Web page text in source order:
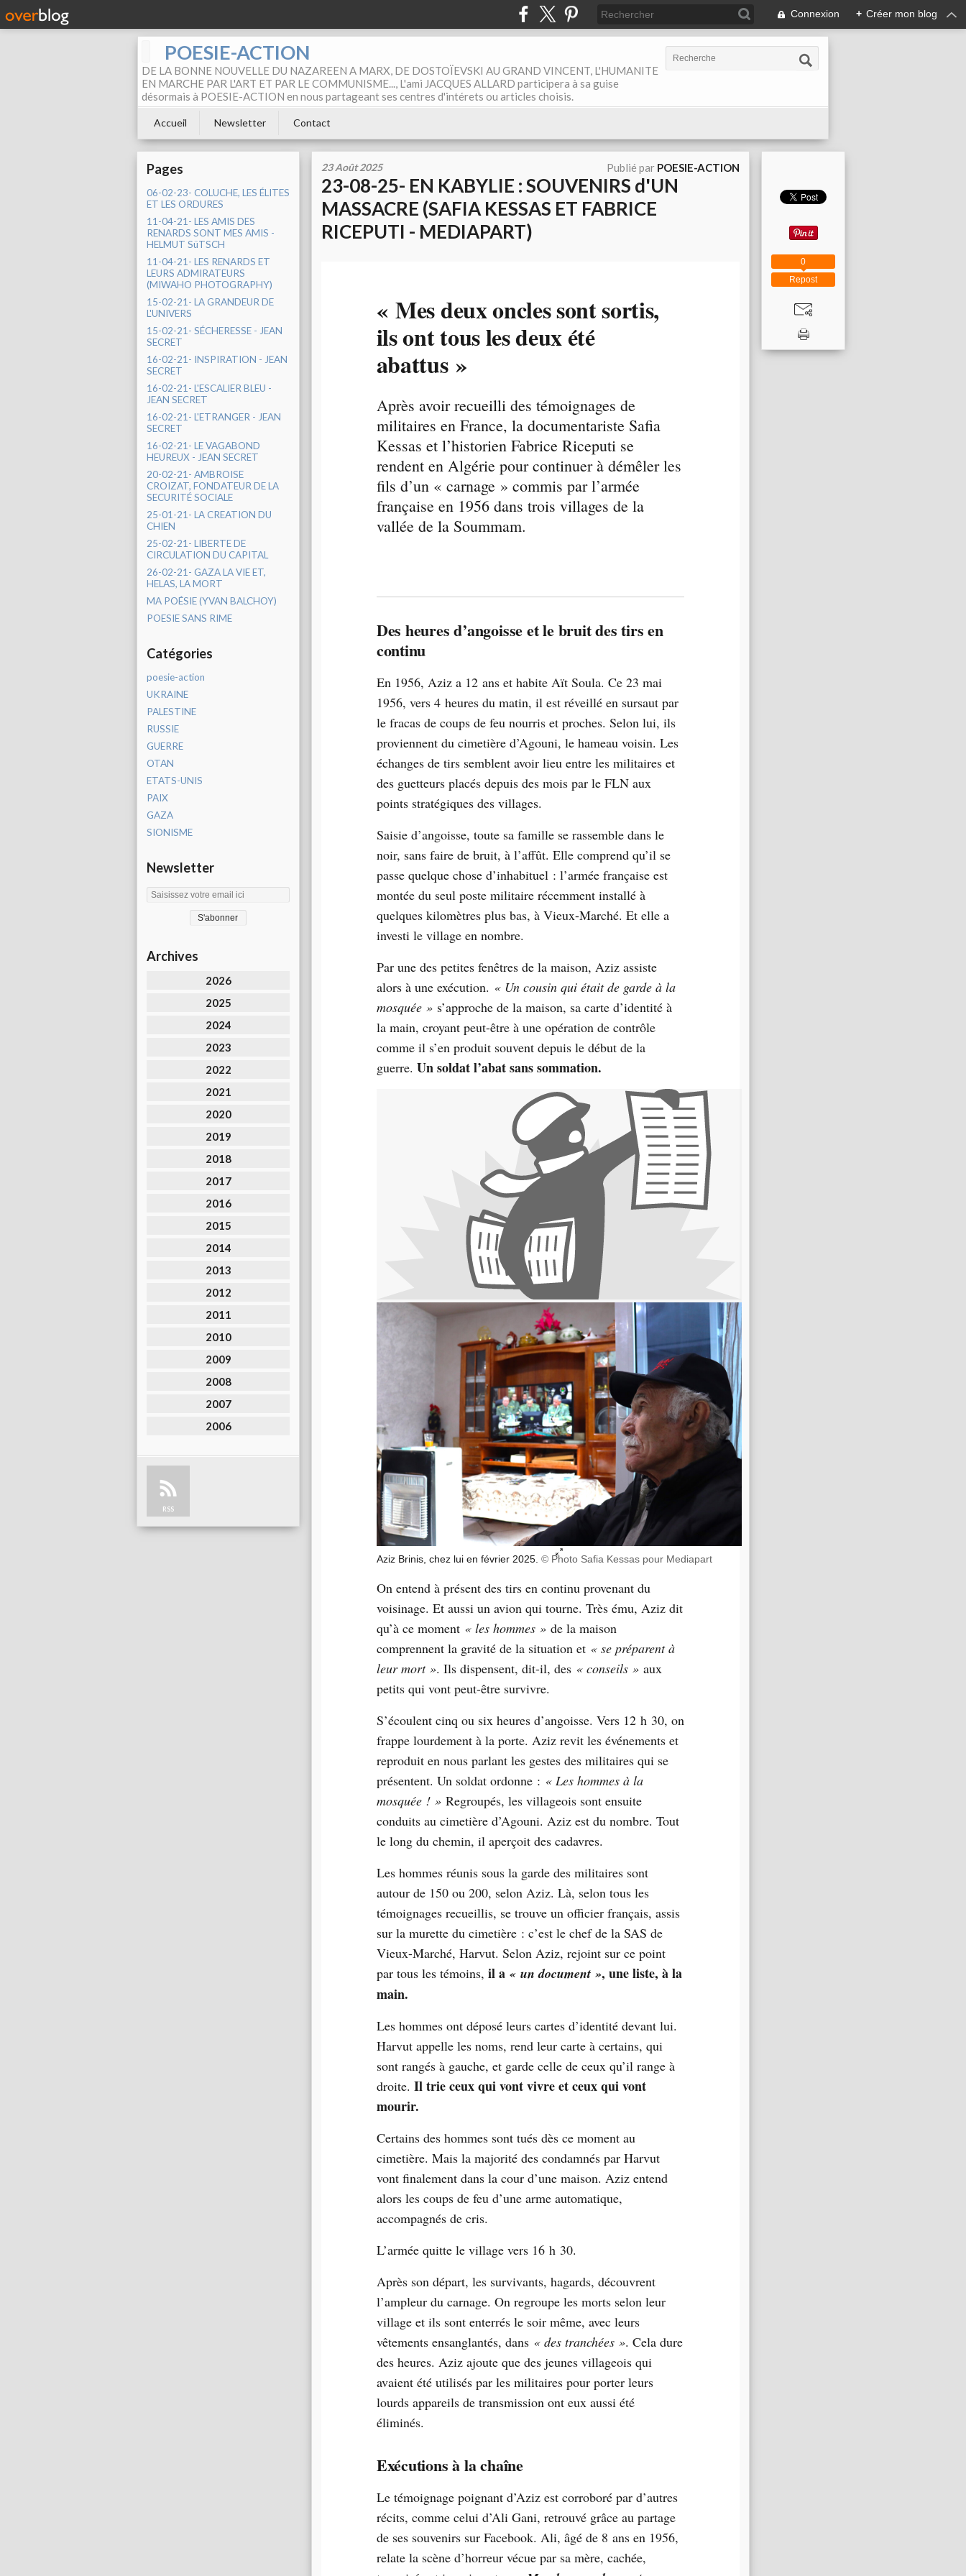
Connexion + Créer mon blog
POESIE-ACTION
DE LA BONNE NOUVELLE DU NAZAREEN A MARX, DE DOSTOÏEVSKI AU GRAND VINCENT, L'HUMANITE
EN MARCHE PAR L'ART ET PAR LE COMMUNISME..., L'ami JACQUES ALLARD participera à sa guise
désormais à POESIE-ACTION en nous partageant ses centres d'intérets ou articles choisis.
Accueil Newsletter Contact
Pages
06-02-23- COLUCHE, LES ÉLITES
ET LES ORDURES
11-04-21- LES AMIS DES
RENARDS SONT MES AMIS -
HELMUT SüTSCH
11-04-21- LES RENARDS ET
LEURS ADMIRATEURS
(MIWAHO PHOTOGRAPHY)
15-02-21- LA GRANDEUR DE
L'UNIVERS
15-02-21- SÉCHERESSE - JEAN
SECRET
16-02-21- INSPIRATION - JEAN
SECRET
16-02-21- L'ESCALIER BLEU -
JEAN SECRET
16-02-21- L'ETRANGER - JEAN
SECRET
16-02-21- LE VAGABOND
HEUREUX - JEAN SECRET
20-02-21- AMBROISE
CROIZAT, FONDATEUR DE LA
SECURITÉ SOCIALE
25-01-21- LA CREATION DU
CHIEN
25-02-21- LIBERTE DE
CIRCULATION DU CAPITAL
26-02-21- GAZA LA VIE ET,
HELAS, LA MORT
MA POÉSIE (YVAN BALCHOY)
POESIE SANS RIME
Catégories
poesie-action
UKRAINE
PALESTINE
RUSSIE
GUERRE
OTAN
ETATS-UNIS
PAIX
GAZA
SIONISME
Newsletter
Archives
2026
2025
2024
2023
2022
2021
2020
2019
2018
2017
2016
2015
2014
2013
2012
2011
2010
2009
2008
2007
2006
RSS
23 Août 2025 Publié par POESIE-ACTION
23-08-25- EN KABYLIE : SOUVENIRS d'UN
MASSACRE (SAFIA KESSAS ET FABRICE
RICEPUTI - MEDIAPART)
« Mes deux oncles sont sortis,
ils ont tous les deux été
abattus »
Après avoir recueilli des témoignages de
militaires en France, la documentariste Safia
Kessas et l’historien Fabrice Riceputi se
rendent en Algérie pour continuer à démêler les
fils d’un « carnage » commis par l’armée
française en 1956 dans trois villages de la
vallée de la Soummam.
Des heures d’angoisse et le bruit des tirs en
continu
En 1956, Aziz a 12 ans et habite Aït Soula. Ce 23 mai
1956, vers 4 heures du matin, il est réveillé en sursaut par
le fracas de coups de feu nourris et proches. Selon lui, ils
proviennent du cimetière d’Agouni, le hameau voisin. Les
échanges de tirs semblent avoir lieu entre les militaires et
des guetteurs placés depuis des mois par le FLN aux
points stratégiques des villages.
Saisie d’angoisse, toute sa famille se rassemble dans le
noir, sans faire de bruit, à l’affût. Elle comprend qu’il se
passe quelque chose d’inhabituel : l’armée française est
montée du seul poste militaire récemment installé à
quelques kilomètres plus bas, à Vieux-Marché. Et elle a
investi le village en nombre.
Par une des petites fenêtres de la maison, Aziz assiste
alors à une exécution. « Un cousin qui était de garde à la
mosquée » s’approche de la maison, sa carte d’identité à
la main, croyant peut-être à une opération de contrôle
comme il s’en produit souvent depuis le début de la
guerre. Un soldat l’abat sans sommation.
Aziz Brinis, chez lui en février 2025. © Photo Safia Kessas pour Mediapart
On entend à présent des tirs en continu provenant du
voisinage. Et aussi un avion qui tourne. Très ému, Aziz dit
qu’à ce moment « les hommes » de la maison
comprennent la gravité de la situation et « se préparent à
leur mort ». Ils dispensent, dit-il, des « conseils » aux
petits qui vont peut-être survivre.
S’écoulent cinq ou six heures d’angoisse. Vers 12 h 30, on
frappe lourdement à la porte. Aziz revit les événements et
reproduit en nous parlant les gestes des militaires qui se
présentent. Un soldat ordonne : « Les hommes à la
mosquée ! » Regroupés, les villageois sont ensuite
conduits au cimetière d’Agouni. Aziz est du nombre. Tout
le long du chemin, il aperçoit des cadavres.
Les hommes réunis sous la garde des militaires sont
autour de 150 ou 200, selon Aziz. Là, selon tous les
témoignages recueillis, se trouve un officier français, assis
sur la murette du cimetière : c’est le chef de la SAS de
Vieux-Marché, Harvut. Selon Aziz, rejoint sur ce point
par tous les témoins, il a « un document », une liste, à la
main.
Les hommes ont déposé leurs cartes d’identité devant lui.
Harvut appelle les noms, rend leur carte à certains, qui
sont rangés à gauche, et garde celle de ceux qu’il range à
droite. Il trie ceux qui vont vivre et ceux qui vont
mourir.
Certains des hommes sont tués dès ce moment au
cimetière. Mais la majorité des condamnés par Harvut
vont finalement dans la cour d’une maison. Aziz entend
alors les coups de feu d’une arme automatique,
accompagnés de cris.
L’armée quitte le village vers 16 h 30.
Après son départ, les survivants, hagards, découvrent
l’ampleur du carnage. On regroupe les morts selon leur
village et ils sont enterrés le soir même, avec leurs
vêtements ensanglantés, dans « des tranchées ». Cela dure
des heures. Aziz ajoute que des jeunes villageois qui
avaient été utilisés par les militaires pour porter leurs
lourds appareils de transmission ont eux aussi été
éliminés.
Exécutions à la chaîne
Le témoignage poignant d’Aziz est corroboré par d’autres
récits, comme celui d’Ali Gani, retrouvé grâce au partage
de ses souvenirs sur Facebook. Ali, âgé de 8 ans en 1956,
relate la scène d’horreur vécue par sa mère, cachée,
Repost
0